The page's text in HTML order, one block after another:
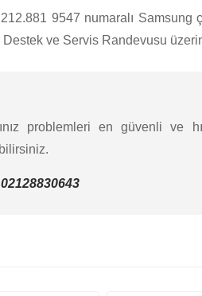
9547 numaralı Samsung
Destek ve Servis Randevusu
problemleri en güvenli ve
02128830643